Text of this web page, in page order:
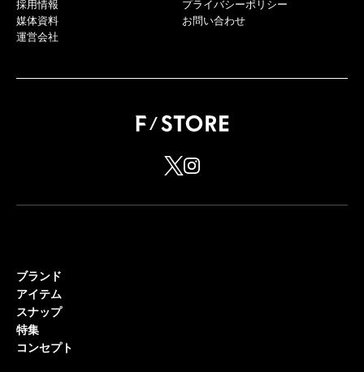
採用情報
媒体資料
運営会社
プライバシーポリシー
お問い合わせ
ブランド
アイテム
スナップ
特集
コンセプト